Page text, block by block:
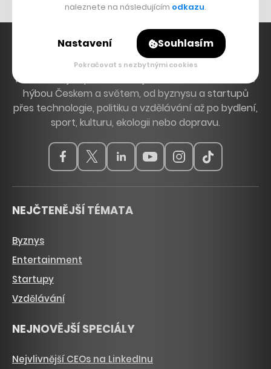
Hlavní zdroj inspirace. Věnujeme se tématům, která
hýbou Českem a světem, od byznysu a startupů
přes technologie, politiku a vzdělávání až po bydlení,
sport, kulturu, ekologii nebo dopravu.
NEJČTENĚJŠÍ TÉMATA
Byznys
Entertainment
Startupy
Vzdělávání
NEJNOVĚJŠÍ SPECIÁLY
Nejvlivnější CEOs na LinkedInu
naleznete na následujícím odkazu.
Nastavení Souhlasím
Pokračovat s nezbytnými cookies